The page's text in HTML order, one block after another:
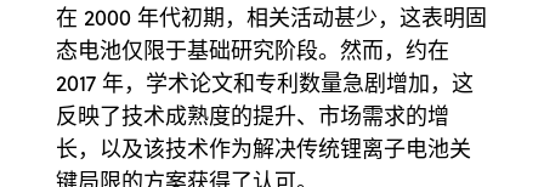
在 2000 年代初期，相关活动甚少，这表明固
态电池仅限于基础研究阶段。然而，约在
2017 年，学术论文和专利数量急剧增加，这
反映了技术成熟度的提升、市场需求的增
长，以及该技术作为解决传统锂离子电池关